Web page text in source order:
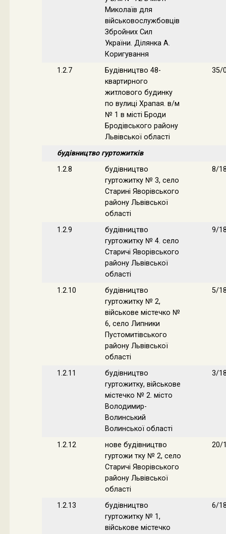
Миколаїв для
військовослужбовців
Збройних Сил
України. Ділянка А.
Коригування
1.2.7
Будівництво 48-
квартирного
житлового будинку
по вулиці Храпая. в/м
№ 1 в місті Броди
Бродівського району
Львівської області
35/
будівництво гуртожитків
1.2.8
будівництво
гуртожитку № 3, село
Старині Яворівського
району Львівської
області
8/
1.2.9
будівництво
гуртожитку № 4. село
Старичі Яворівського
району Львівської
області
9/
1.2.10
будівництво
гуртожитку № 2,
військове містечко №
6, село Липники
Пустомитівського
району Львівської
області
5/
1.2.11
будівництво
гуртожитку, військове
містечко № 2. місто
Володимир-
Волинський
Волинської області
3/
1.2.12
нове будівництво
гуртожи тку № 2, село
Старичі Яворівського
району Львівської
області
20/
1.2.13
будівництво
гуртожитку № 1,
військове містечко
6/